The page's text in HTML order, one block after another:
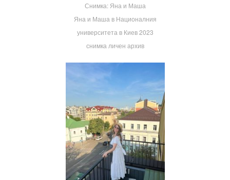
Снимка: Яна и Маша
Яна и Маша в Националния
университета в Киев 2023
снимка личен архив